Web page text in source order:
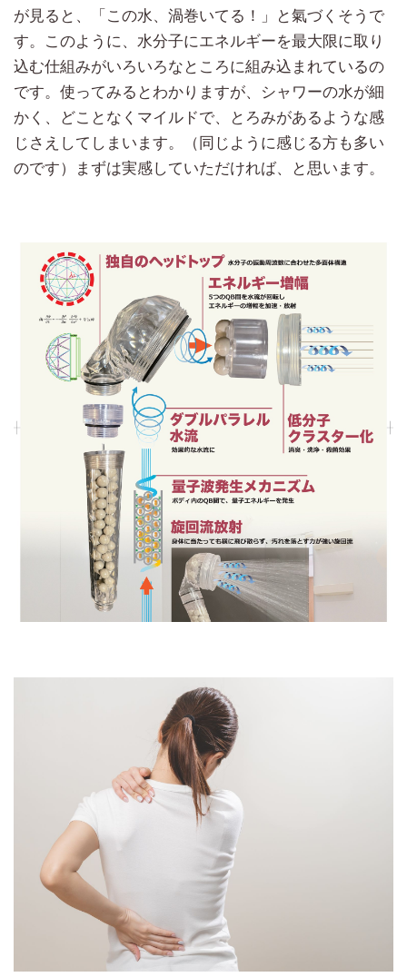
が見ると、「この水、渦巻いてる！」と氣づくそうで
す。このように、水分子にエネルギーを最大限に取り
込む仕組みがいろいろなところに組み込まれているの
です。使ってみるとわかりますが、シャワーの水が細
かく、どことなくマイルドで、とろみがあるような感
じさえしてしまいます。（同じように感じる方も多い
のです）まずは実感していただければ、と思います。